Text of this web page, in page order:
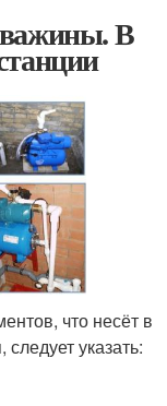
В
что несёт в
указать: